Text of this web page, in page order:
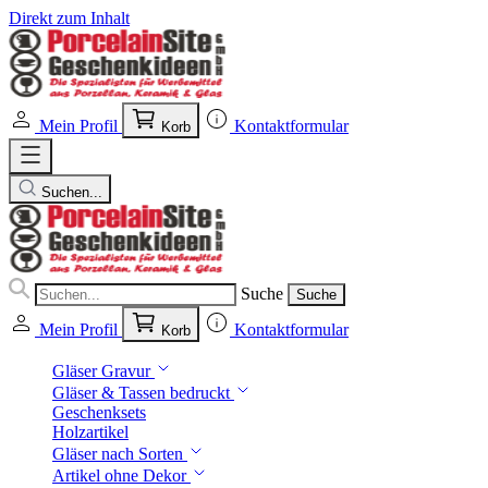
Direkt zum Inhalt
Mein Profil Korb Kontaktformular
Suchen...
Suche Suche
Mein Profil Korb Kontaktformular
Gläser Gravur
Gläser & Tassen bedruckt
Geschenksets
Holzartikel
Gläser nach Sorten
Artikel ohne Dekor